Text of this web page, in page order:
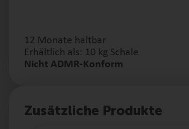
12 Monate haltbar
Erhältlich als: 10 kg Schale
Nicht ADMR-Konform
Zusätzliche Produkte